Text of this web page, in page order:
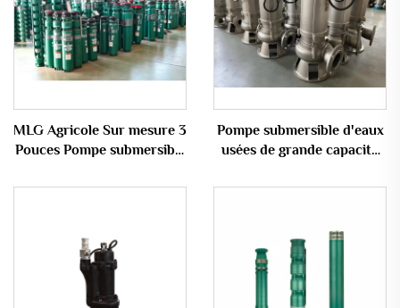
MLG Agricole Sur mesure 3
Pouces Pompe submersible
submersible Pompe
Pompe submersible d'eaux
usées de grande capacité
WQ sur mesure avec type